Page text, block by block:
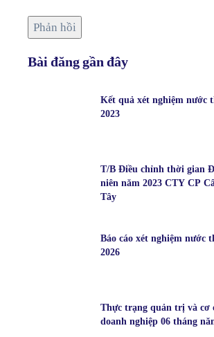
Bài đăng gần đây
Kết quả xét nghiệm nước
2023
T/B Điều chỉnh thời gian
niên năm 2023 CTY CP
Tây
Báo cáo xét nghiệm nước
2026
Thực trạng quản trị và cơ
doanh nghiệp 06 tháng